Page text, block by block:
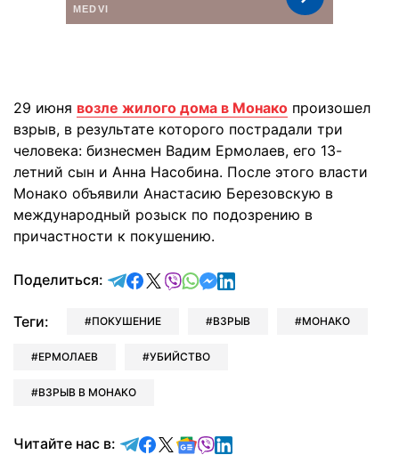
29 июня возле жилого дома в Монако произошел
взрыв, в результате которого пострадали три
человека: бизнесмен Вадим Ермолаев, его 13-
летний сын и Анна Насобина. После этого власти
Монако объявили Анастасию Березовскую в
международный розыск по подозрению в
причастности к покушению.
Поделиться: отправить в Telegram
поделиться в Facebook
поделиться в X
отправить в Viber
отправить в Whatsapp
отправить в Messenger
отправить в LinkedIn
Теги: ПОКУШЕНИЕ ВЗРЫВ МОНАКО
ЕРМОЛАЕВ УБИЙСТВО
ВЗРЫВ В МОНАКО
Читайте нас в: Читайте в Telegram
Читайте в Facebook
Читайте в X
Читайте в Google news
Читайте в Viber
Читайте в LinkedIn